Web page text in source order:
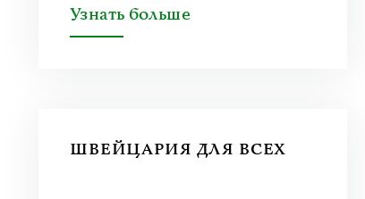
Узнать больше
ШВЕЙЦАРИЯ ДЛЯ ВСЕХ